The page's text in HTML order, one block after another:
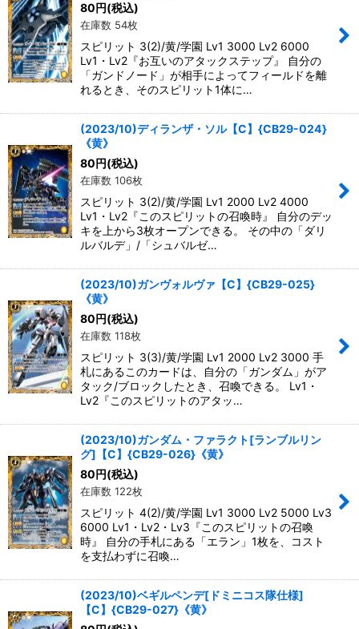
80円(税込)
在庫数 54枚
スピリット 3(2)/黄/学園 Lv1 3000 Lv2 6000
Lv1・Lv2『お互いのアタックステップ』 自分の
「ガンドノード」が相手によってフィールドを離
れるとき、そのスピリット1体に…
(2023/10)ディランザ・ソル【C】{CB29-024}
《黄》
80円(税込)
在庫数 106枚
スピリット 3(2)/黄/学園 Lv1 2000 Lv2 4000
Lv1・Lv2『このスピリットの召喚時』 自分のデッ
キを上から3枚オープンできる。 その中の「ダリ
ルバルデ」/「シュバルゼ…
(2023/10)ガンヴォルヴァ【C】{CB29-025}
《黄》
80円(税込)
在庫数 118枚
スピリット 3(3)/黄/学園 Lv1 2000 Lv2 3000 手
札にあるこのカードは、自分の「ガンダム」がア
タック/ブロックしたとき、召喚できる。 Lv1・
Lv2『このスピリットのアタッ…
(2023/10)ガンダム・ファラクト[ランブルリン
グ]【C】{CB29-026}《黄》
80円(税込)
在庫数 122枚
スピリット 4(2)/黄/学園 Lv1 3000 Lv2 5000 Lv3
6000 Lv1・Lv2・Lv3『このスピリットの召喚
時』 自分の手札にある「エラン」1枚を、コスト
を支払わずに召喚…
(2023/10)ベギルペンデ[ドミニコス隊仕様]
【C】{CB29-027}《黄》